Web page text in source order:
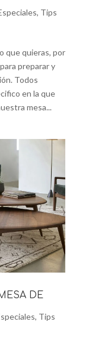
, Tips
que quieras, por
preparar y
Todos
en la que
mesa...
DE
, Tips